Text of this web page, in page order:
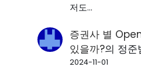
저도…
증권사 별
있을까?의 정준
2024-11-01